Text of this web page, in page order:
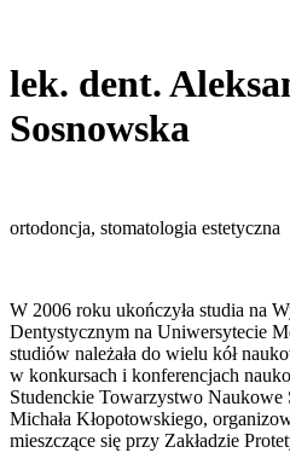
lek. dent.
Sosnowska
ortodoncja, stomatologia estetyczna
W 2006 roku ukończyła studia na
Dentystycznym na Uniwersytecie
studiów należała do wielu kół
w konkursach i konferencjach
Studenckie Towarzystwo
Michała Kłopotowskiego,
mieszczące się przy Zakładzie